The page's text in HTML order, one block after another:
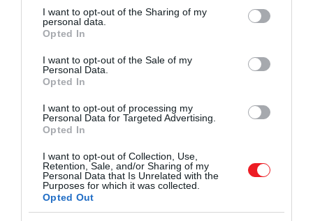
not limited to your visit or usage behaviour. You may click to
grant or deny consent to Google and its third-party tags to
use your data for below specified purposes in below Google
consent section.
I want to opt-out of the Sharing of my
personal data.
Opted In
I want to opt-out of the Sale of my
Personal Data.
Opted In
I want to opt-out of processing my
Personal Data for Targeted Advertising.
Opted In
I want to opt-out of Collection, Use,
Retention, Sale, and/or Sharing of my
Personal Data that Is Unrelated with the
Purposes for which it was collected.
Opted Out
a bírósági döntés egyet jelent azzal is, hogy a
földre és minderről szerinte az édesapja, III. Károly
tehet.
Még több érdekesség!Békülés kizárva: Harry
már III. Károly egészségi állapotáról sem tudhat